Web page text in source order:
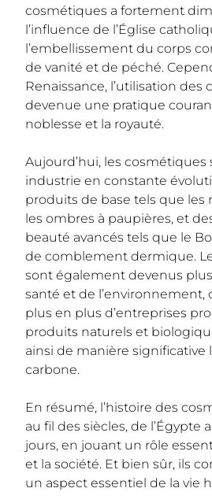
cosmétiques a fortement
l’influence de l’Église
l’embellissement du corps
de vanité et de péché.
Renaissance, l’utilisation des
devenue une pratique
noblesse et la royauté.
Aujourd’hui, les
industrie en constante
produits de base tels que les
les ombres à paupières, et
beauté avancés tels que le
de comblement dermique.
sont également devenus
santé et de l’environnement,
plus en plus d’entreprises
produits naturels et
ainsi de manière
carbone.
En résumé, l’histoire des
au fil des siècles, de l’Égypte
jours, en jouant un rôle
et la société. Et bien sûr, ils
un aspect essentiel de la vie